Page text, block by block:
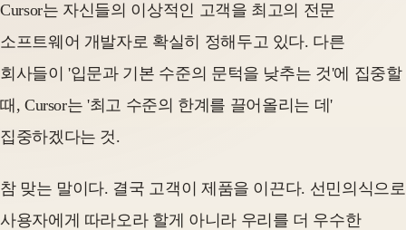
Cursor는 자신들의 이상적인 고객을 최고의 전문
소프트웨어 개발자로 확실히 정해두고 있다. 다른
회사들이 '입문과 기본 수준의 문턱을 낮추는 것'에 집중할
때, Cursor는 '최고 수준의 한계를 끌어올리는 데'
집중하겠다는 것.
참 맞는 말이다. 결국 고객이 제품을 이끈다. 선민의식으로
사용자에게 따라오라 할게 아니라 우리를 더 우수한